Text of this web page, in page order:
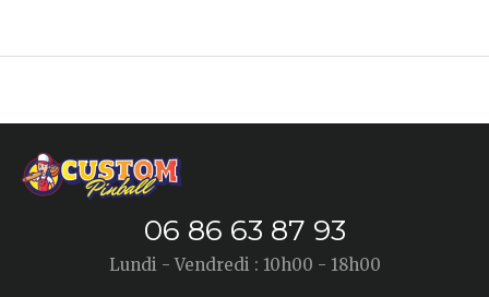
06 86 63 87 93
Lundi - Vendredi : 10h00 - 18h00